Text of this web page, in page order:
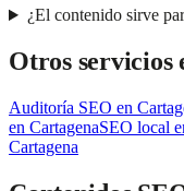
¿El contenido sirve
Otros servicios
Auditoría SEO en
en CartagenaSEO local
Cartagena